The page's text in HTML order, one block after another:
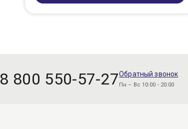
8 800 550-57-27Обратный звонок
Пн – Вс 10:00 - 20:00